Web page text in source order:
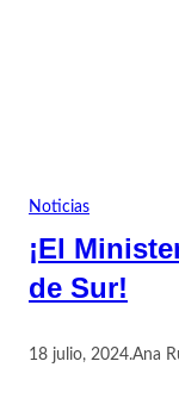
Noticias
¡El
de Sur!
18 julio, 2024.Ana